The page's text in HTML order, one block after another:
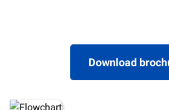
Download